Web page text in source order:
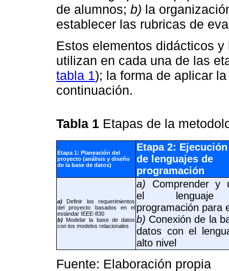
de alumnos; b) la
establecer las rubricas de
Estos elementos didácticos
utilizan en cada una de las
tabla 1); la forma de aplicar
continuación.
Tabla 1 Etapas de la
Etapa 1: Planeación del
proyecto (análisis y diseño
de la base de datos)
Etapa 2:
de lenguajes de
programación
a)
Definir los requerimientos
del proyecto basados en el
estándar IEEE-830
b) Modelar la base de datos
con los modelos relacionales
a) Comprender y
el
programación para
b) Conexión de la
datos con el
alto nivel
Fuente: Elaboración propia